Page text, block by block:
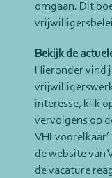
omgaan. Dit
Bekijk de
Hieronder vind
interesse, klik
vervolgens op
de website van
de vacature